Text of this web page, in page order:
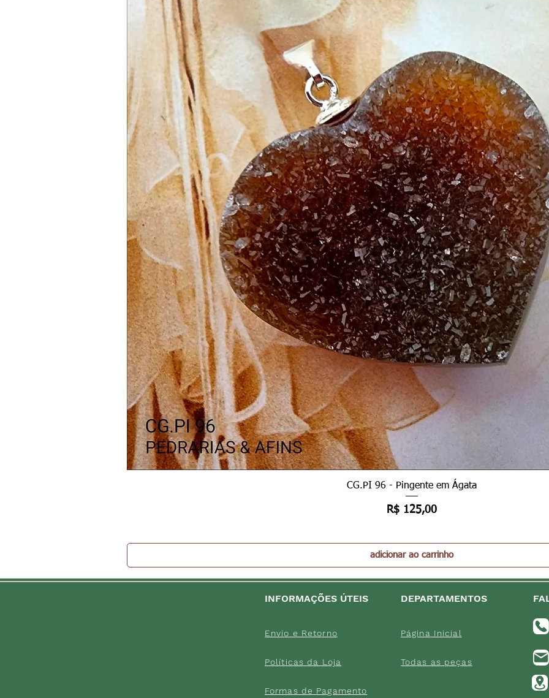
Visualização rápida
CG.PI 96 - Pingente em Ágata
Preço
R$ 125,00
adicionar ao carrinho
INFORMAÇÕES ÚTEIS
Envio e Retorno
Políticas da Loja
Formas de Pagamento
DEPARTAMENTOS
Página Inicial
Todas as peças